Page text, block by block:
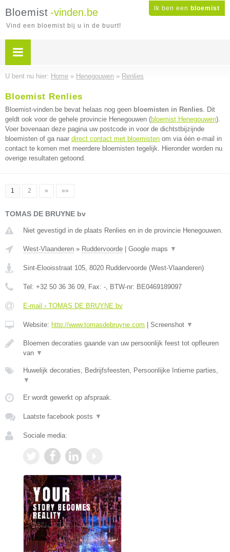
Ik ben een bloemist
Bloemist -vinden.be
Vind een bloemist bij u in de buurt!
U bent nu hier: Home » Henegouwen » Renlies
Bloemist Renlies
Bloemist-vinden.be bevat helaas nog geen bloemisten in Renlies. Dit
geldt ook voor de gehele provincie Henegouwen (bloemist Henegouwen).
Voer bovenaan deze pagina uw postcode in voor de dichtstbijzijnde
bloemisten of ga naar direct contact met bloemisten om via één e-mail in
contact te komen met meerdere bloemisten tegelijk. Hieronder worden nu
overige resultaten getoond.
1 2 » »»
TOMAS DE BRUYNE bv
Niet gevestigd in de plaats Renlies en in de provincie Henegouwen.
West-Vlaanderen » Ruddervoorde Google maps ▼
Sint-Elooisstraat 105, 8020 Ruddervoorde (West-Vlaanderen)
Tel: +32 50 36 36 09, Fax: -, BTW-nr: BE0469189097
E-mail › TOMAS DE BRUYNE bv
Website: http://www.tomasdebruyne.com Screenshot ▼
Bloemen decoraties gaande van uw persoonlijk feest tot opfleuren
van ▼
Huwelijk decoraties, Bedrijfsfeesten, Persoonlijke Intieme parties,
▼
Er wordt gewerkt op afspraak.
Laatste facebook posts ▼
Sociale media: